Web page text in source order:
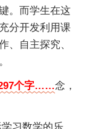
。而学生在这
分开发利用课
、自主探究、
个字……念，